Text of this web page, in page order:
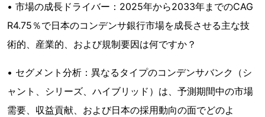
• 市場の成長ドライバー：2025年から2033年までのCAG
R4.75％で日本のコンデンサ銀行市場を成長させる主な技
術的、産業的、および規制要因は何ですか？
• セグメント分析：異なるタイプのコンデンサバンク（シ
ャント、シリーズ、ハイブリッド）は、予測期間中の市場
需要、収益貢献、および日本の採用動向の面でどのよ